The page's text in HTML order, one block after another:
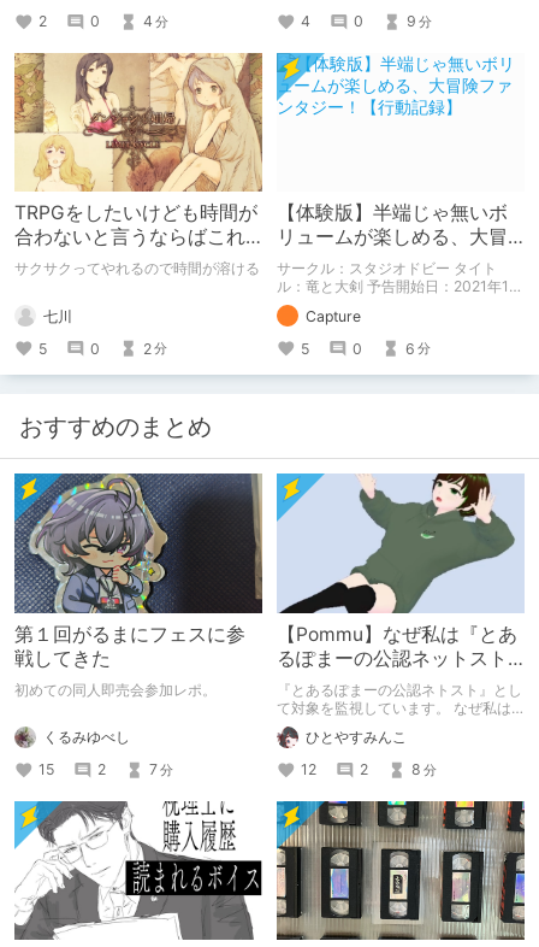
険の一助になれば幸い。
2 0 4 分
体験版の「ネタバレ」を含んだ内容を
まとめているので、苦手な方は注意し
て下さい。
4 0 9 分
TRPGをしたいけども時間が
合わないと言うならばこれ
をやろう
サクサクってやれるので時間が溶ける
七川
5
0 2分
【体験版】半端じゃ無いボ
リュームが楽しめる、大冒
険ファンタジー！【行動記
録】
サークル：スタジオドビー タイト
ル：竜と大剣 予告開始日：2021年12
月11日 作品販売日：- 予告作品の体験
版の内容を中心に紹介しているまとめ
記事です。 体験版の「ネタバレ」を
含んだ内容をまとめているので、苦手
な方は注意して下さい。
Capture
5
0 6 分
おすすめのまとめ
第１回がるまにフェスに参
戦してきた
初めての同人即売会参加レポ。
くるみゆべし
15
2 7分
【Pommu】なぜ私は『とあ
るぽまーの公認ネットスト
ーカー』になったのか【出
会い編】
『とあるぽまーの公認ネトスト』とし
て対象を監視しています。 なぜ私は
このような行動をとるに至ったのか。
これまでのあゆみを振り返ります。
ひとやすみんこ
12
2 8 分